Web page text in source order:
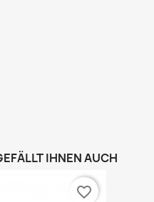
IHNEN AUCH
favorite_border